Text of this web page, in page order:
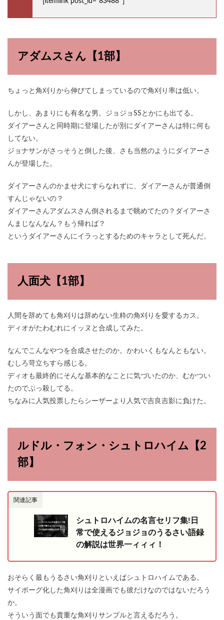
アダムスさん【1部】
ちょっと角刈りから伸びてしまっているので角刈り率は低い。
しかし、あまりにも有名な男。ジョジョSSとかにも出てる。
ダイアーさんと同時期に登場したが別にダイアーさんは特に何も
してない。
ジョナサンがさっそうと倒した後、さも当然のようにダイアーさ
んが登場した。
ダイアーさんのかませ犬にすらなれずに、ダイアーさんが普通倒
すんじゃないの？
ダイアーさんアダムスさん倒されるまで眺めてたの？ダイアーさ
んまじなんなん？もう帰れば？
というダイアーさんにイラっとするためのキャラとして死んだ。
人面犬【1部】
人間を辞めても角刈りは辞めない生粋の角刈りを愛するカス。
ディオがたわむれにイッヌと合成してみた。
なんでこんなやつを合成させたのか。かわいくもなんともない。
むしろ苛立ちすら感じる。
ディオも最終的にそんな基本的なことに気づいたのか、むかつい
たのでぶっ殺してる。
ちなみに人気投票したらシーザーより人気で吉良吉影に負けた。
ルドル・フォン・シュトロハイム【2
部】
関連記事
シュトロハイムの名言セリフ集!日
常で使えるジョジョのうるさい語録
の解説は世界一ィィィ！
おそらく最もうるさい角刈りといえばシュトロハイムである。
サイボーグ化した角刈りは全漫画でも彼だけなのではないだろう
か。
そういう面でも貴重な角刈りサンプルと言えるだろう。